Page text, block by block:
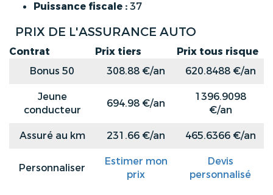
Puissance fiscale :37
PRIX DE L'ASSURANCE AUTO
Contrat Prix tiers
Prix tous risque
Bonus 50
308.88 €/an
620.8488 €/an
Jeune
conducteur
694.98 €/an
1396.9098
€/an
Assuré au km
231.66 €/an 465.6366 €/an
Personnaliser
Estimer mon
prix
Devis
personnalisé